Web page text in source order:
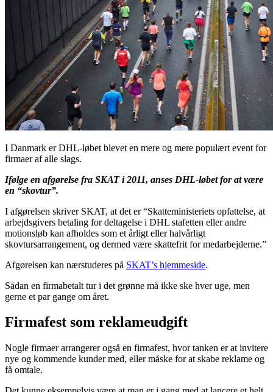
I Danmark er DHL-løbet blevet en mere og mere populært event for
firmaer af alle slags.
Ifølge en afgørelse fra SKAT i 2011, anses DHL-løbet for at være
en “skovtur”.
I afgørelsen skriver SKAT, at det er “Skatteministeriets opfattelse, at
arbejdsgivers betaling for deltagelse i DHL stafetten eller andre
motionsløb kan afholdes som et årligt eller halvårligt
skovtursarrangement, og dermed være skattefrit for medarbejderne.”
Afgørelsen kan nærstuderes på SKAT’s hjemmeside.
Sådan en firmabetalt tur i det grønne må ikke ske hver uge, men
gerne et par gange om året.
Firmafest som reklameudgift
Nogle firmaer arrangerer også en firmafest, hvor tanken er at invitere
nye og kommende kunder med, eller måske for at skabe reklame og
få omtale.